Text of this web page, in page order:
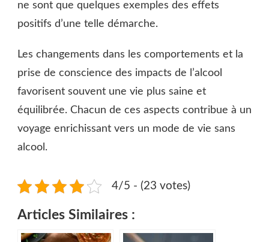
ne sont que quelques exemples des effets
positifs d’une telle démarche.
Les changements dans les comportements et la
prise de conscience des impacts de l’alcool
favorisent souvent une vie plus saine et
équilibrée. Chacun de ces aspects contribue à un
voyage enrichissant vers un mode de vie sans
alcool.
4/5 - (23 votes)
Articles Similaires :